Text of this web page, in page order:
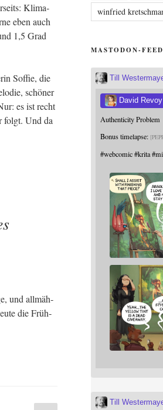
Kli­ma­
eben auch
1,5 Grad
Sof­fie, die
schö­ner
es ist recht
folgt. Und da
und all­mäh­
die Früh­
winfried
MASTODON-FEED
Till
David Revoy
Authenticity Problem
Bonus timelapse:
#webcomic #krita #
Till